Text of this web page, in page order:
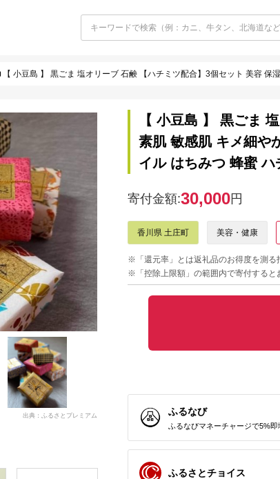
【 小豆島 】 黒ごま 塩オリーブ 石鹸 【ハチミツ配合】3個セット 美容 保湿 素肌 敏感肌 キメ細
出典：ふるさとプレミアム
【 小豆島 】 黒ごま
素肌 敏感肌 キメ細や
イル はちみつ 蜂蜜
寄付金額:30,000円
香川県 土庄町 美容・健康
※「還元率」とは返礼品のお得度を測る
※「控除上限額」の範囲内で寄付すると
ふるなび
ふるなびマネーチャージで5%即
ふるさとチョイス